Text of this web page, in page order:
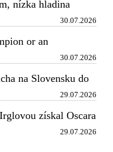
nízka hladina
30.07.2026
or an
30.07.2026
na Slovensku do
29.07.2026
29.07.2026